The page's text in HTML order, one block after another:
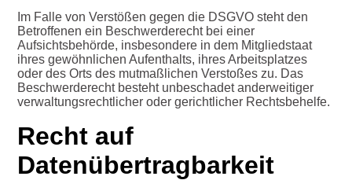
Im Falle von Verstößen gegen die DSGVO steht den
Betroffenen ein Beschwerderecht bei einer
Aufsichtsbehörde, insbesondere in dem Mitgliedstaat
ihres gewöhnlichen Aufenthalts, ihres Arbeitsplatzes
oder des Orts des mutmaßlichen Verstoßes zu. Das
Beschwerderecht besteht unbeschadet anderweitiger
verwaltungsrechtlicher oder gerichtlicher Rechtsbehelfe.
Recht auf
Datenübertragbarkeit